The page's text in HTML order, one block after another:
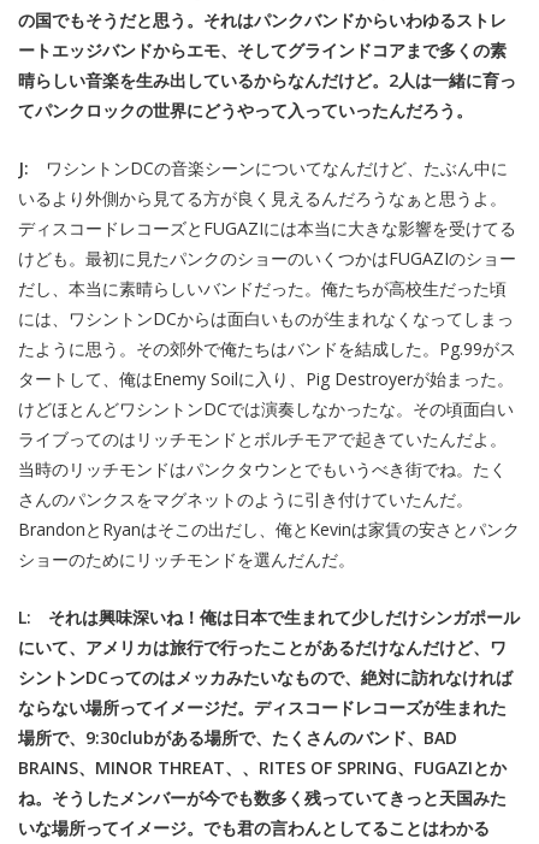
の国でもそうだと思う。それはパンクバンドからいわゆるストレ
ートエッジバンドからエモ、そしてグラインドコアまで多くの素
晴らしい音楽を生み出しているからなんだけど。2人は一緒に育っ
てパンクロックの世界にどうやって入っていったんだろう。
J: ワシントンDCの音楽シーンについてなんだけど、たぶん中に
いるより外側から見てる方が良く見えるんだろうなぁと思うよ。
ディスコードレコーズとFUGAZIには本当に大きな影響を受けてる
けども。最初に見たパンクのショーのいくつかはFUGAZIのショー
だし、本当に素晴らしいバンドだった。俺たちが高校生だった頃
には、ワシントンDCからは面白いものが生まれなくなってしまっ
たように思う。その郊外で俺たちはバンドを結成した。Pg.99がス
タートして、俺はEnemy Soilに入り、Pig Destroyerが始まった。
けどほとんどワシントンDCでは演奏しなかったな。その頃面白い
ライブってのはリッチモンドとボルチモアで起きていたんだよ。
当時のリッチモンドはパンクタウンとでもいうべき街でね。たく
さんのパンクスをマグネットのように引き付けていたんだ。
BrandonとRyanはそこの出だし、俺とKevinは家賃の安さとパンク
ショーのためにリッチモンドを選んだんだ。
L: それは興味深いね！俺は日本で生まれて少しだけシンガポール
にいて、アメリカは旅行で行ったことがあるだけなんだけど、ワ
シントンDCってのはメッカみたいなもので、絶対に訪れなければ
ならない場所ってイメージだ。ディスコードレコーズが生まれた
場所で、9:30clubがある場所で、たくさんのバンド、BAD
BRAINS、MINOR THREAT、、RITES OF SPRING、FUGAZIとか
ね。そうしたメンバーが今でも数多く残っていてきっと天国みた
いな場所ってイメージ。でも君の言わんとしてることはわかる